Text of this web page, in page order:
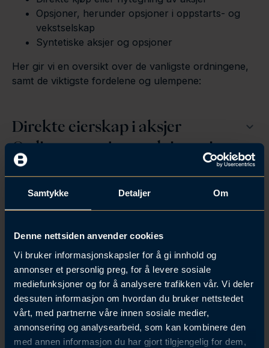
Samtykke Detaljer Om
Denne nettsiden anvender cookies
Vi bruker informasjonskapsler for å gi innhold og
annonser et personlig preg, for å levere sosiale
mediefunksjoner og for å analysere trafikken vår. Vi deler
dessuten informasjon om hvordan du bruker nettstedet
vårt, med partnerne våre innen sosiale medier,
annonsering og analysearbeid, som kan kombinere den
med annen informasjon du har gjort tilgjengelig for dem,
Opsjoner, herunder opsjoner i oppstarts- og
vekstselskap
Syntetiske aksjer og opsjoner
Her gir vi en oversikt over de vanligste ordningene,
samt de viktigste fordelene og ulempene:
Direkte eierskap i aksjer
Ordinære opsjonsordninger i
arbeidsforhold
opsjonsordninger
Aksjebaserte incentivordninger kan være er et
effektivt virkemiddel for å tiltrekke og beholde
nøkkelpersonell. Det er viktig å velge en modell som
passer både selskapet og de ansatte. Grundig